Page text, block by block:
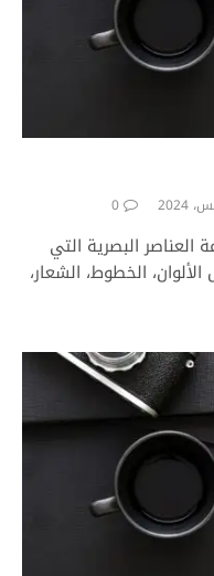
0
البصرية التي
الخطوط، الشعار،